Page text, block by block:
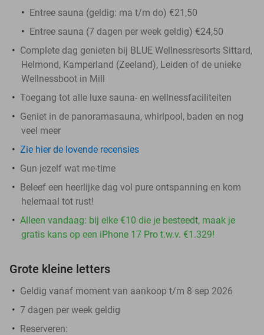
Entree sauna (geldig: ma t/m do) €21,50
Entree sauna (7 dagen per week geldig) €24,50
Complete dag genieten bij BLUE Wellnessresorts Sittard,
Helmond, Kamperland (Zeeland), Leiden of de unieke
Wellnessboot in Mill
Toegang tot alle luxe sauna- en wellnessfaciliteiten
Geniet in de panoramasauna, whirlpool, baden en nog
veel meer
Zie hier de lovende recensies
Gun jezelf wat me-time
Beleef een heerlijke dag vol pure ontspanning en kom
helemaal tot rust!
Alleen vandaag: bij elke €10 die je besteedt, maak je
gratis kans op een iPhone 17 Pro t.w.v. €1.329!
Grote kleine letters
Geldig vanaf moment van aankoop t/m 8 sep 2026
7 dagen per week geldig
Reserveren: